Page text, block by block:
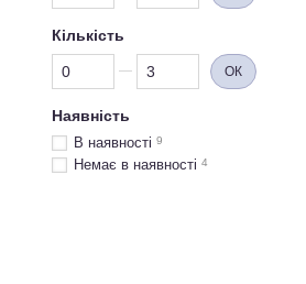
Кількість
Від Кількість
До Кількість ОК
Наявність
В наявності 9
Немає в наявності 4